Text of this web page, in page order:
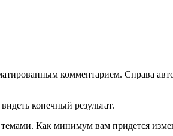
комментарием. Справа
конечный результат.
Как минимум вам придется